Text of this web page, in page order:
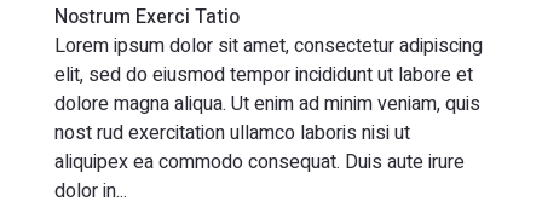
Nostrum Exerci Tatio
Lorem ipsum dolor sit amet, consectetur adipiscing
elit, sed do eiusmod tempor incididunt ut labore et
dolore magna aliqua. Ut enim ad minim veniam, quis
nost rud exercitation ullamco laboris nisi ut
aliquipex ea commodo consequat. Duis aute irure
dolor in...